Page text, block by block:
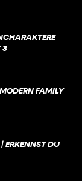
3
FAMILY
ERKENNST DU